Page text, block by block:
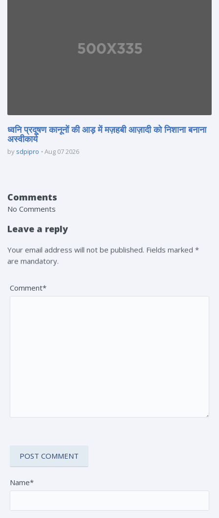
ध्वनि प्रदूषण कानूनों की आड़ में मज़हबी आज़ादी को निशाना बनाना
अस्वीकार्य
by sdpipro Aug 07 2026
Comments
No Comments
Leave a reply
Your email address will not be published. Fields marked *
are mandatory.
Comment*
Name*